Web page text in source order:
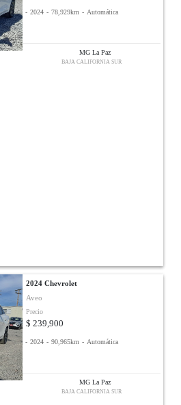
- 2024 - 78,929km - Automática
MG La Paz
BAJA CALIFORNIA SUR
2024 Chevrolet
Aveo
Precio
$ 239,900
- 2024 - 90,965km - Automática
MG La Paz
BAJA CALIFORNIA SUR